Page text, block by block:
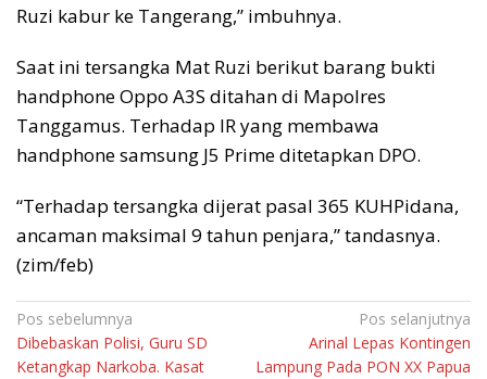
Ruzi kabur ke Tangerang,” imbuhnya.
Saat ini tersangka Mat Ruzi berikut barang bukti
handphone Oppo A3S ditahan di Mapolres
Tanggamus. Terhadap IR yang membawa
handphone samsung J5 Prime ditetapkan DPO.
“Terhadap tersangka dijerat pasal 365 KUHPidana,
ancaman maksimal 9 tahun penjara,” tandasnya.
(zim/feb)
Navigasi
pos
Pos sebelumnya
Dibebaskan Polisi, Guru SD
Ketangkap Narkoba. Kasat
Pos selanjutnya
Arinal Lepas Kontingen
Lampung Pada PON XX Papua